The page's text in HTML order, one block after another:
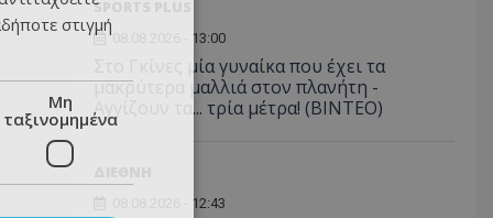
SPORTS PLUS
08.08.2026 - 13:00
Στο Γκίνες μία γυναίκα που έχει τα
μακρύτερα μαλλιά στον πλανήτη -
Αγγίζουν τα... τρία μέτρα! (ΒΙΝΤΕΟ)
08.08.2026 - 12:43
στιγμή
Μη
ταξινομημένα